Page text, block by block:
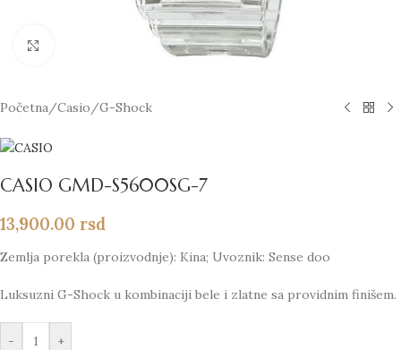
Početna/Casio/G-Shock
CASIO GMD-S5600SG-7
13,900.00 rsd
Zemlja porekla (proizvodnje): Kina; Uvoznik: Sense doo
Luksuzni G-Shock u kombinaciji bele i zlatne sa providnim finišem.
- +